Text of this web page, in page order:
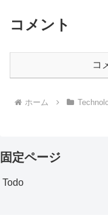
コメント
コ
ホーム
固定ページ
Todo